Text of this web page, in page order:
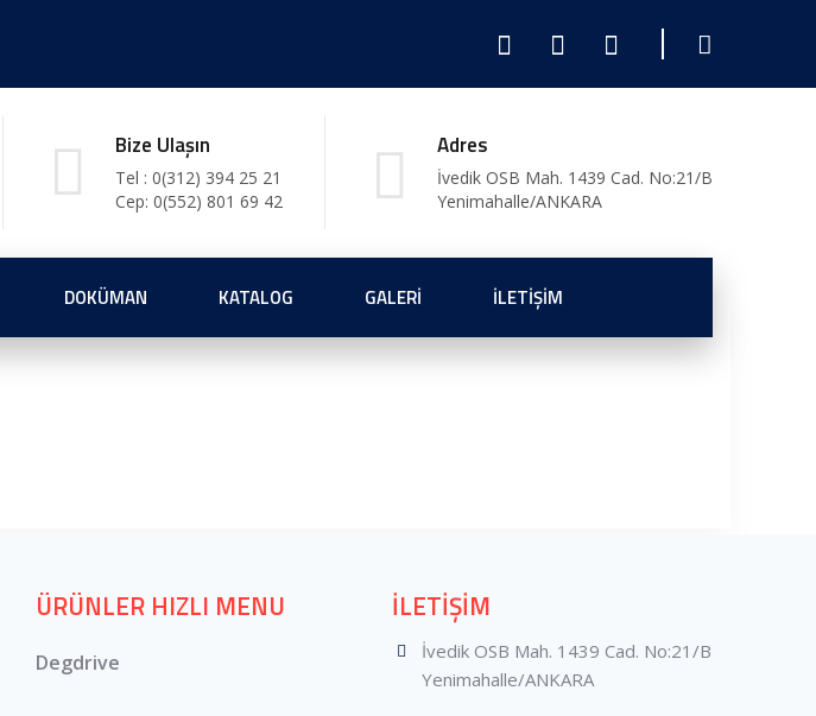
Bize Ulaşın
Tel : 0(312) 394 25 21
Cep: 0(552) 801 69 42
Adres
İvedik OSB Mah. 1439 Cad. No:21/B
Yenimahalle/ANKARA
DOKÜMAN KATALOG GALERI İLETIŞIM
ÜRÜNLER HIZLI MENU
Degdrive
İLETİŞİM
İvedik OSB Mah. 1439 Cad. No:21/B
Yenimahalle/ANKARA